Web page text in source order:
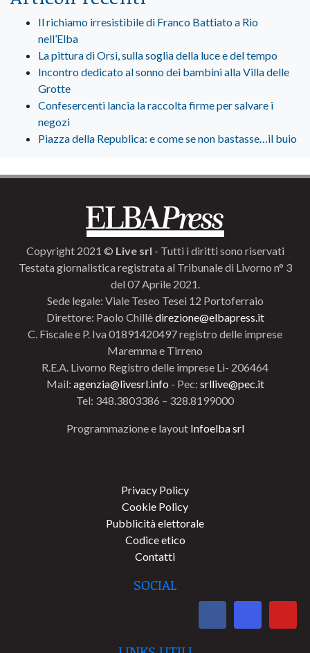
Il richiamo irresistibile di Franco Battiato a Rio
nell’Elba
La pittura di Orsi, sulla soglia della luce e del tempo
Incontro dedicato al sonno dei bambini alla Villa delle
Grotte
Confesercenti lancia la raccolta firme per salvare i
negozi
Piazza della Republica: e come se non bastasse…il buio
Copyright 2021 © Live srl - Tutti i diritti sono riservati
Testata giornalistica registrata al Tribunale di Livorno n° 3
del 07 Aprile 2021.
Sede legale: Viale Teseo Tesei 12 Portoferraio
Direttore: Paolo Chillèdirezione@elbapress.it
C. Fiscale e P. Iva 01891420497 registro delle imprese
Maremma e Tirreno
R.E.A. Livorno Registro delle imprese Li- 206464
Mail: agenzia@livesrl.info - Pec: srllive@pec.it
Tel: 348.3803386 – 328.8199000
Programmazione e layout Infoelba srl
Privacy Policy
Cookie Policy
Pubblicità elettorale
Codice etico
Contatti
SOCIAL